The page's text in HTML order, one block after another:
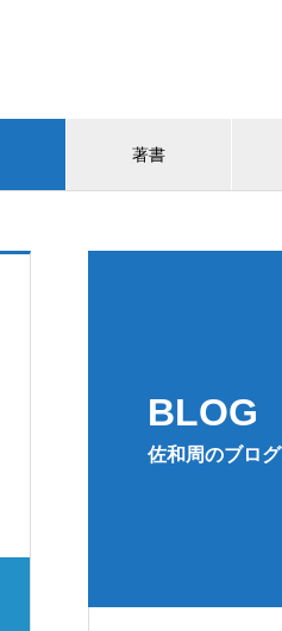
著書
BLOG
佐和周のブログ